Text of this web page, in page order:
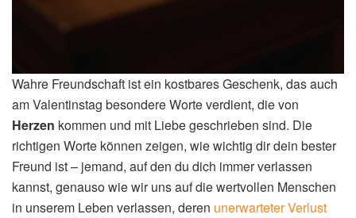
Wahre Freundschaft ist ein kostbares Geschenk, das auch
am Valentinstag besondere Worte verdient, die von
Herzen kommen und mit Liebe geschrieben sind. Die
richtigen Worte können zeigen, wie wichtig dir dein bester
Freund ist – jemand, auf den du dich immer verlassen
kannst, genauso wie wir uns auf die wertvollen Menschen
in unserem Leben verlassen, deren unerwarteter Verlust